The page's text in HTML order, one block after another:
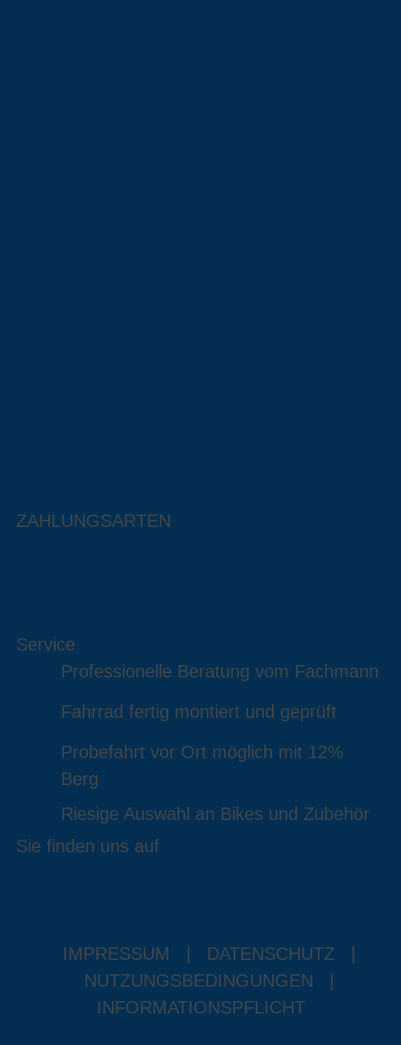
ZAHLUNGSARTEN
Service
Professionelle Beratung vom Fachmann
Fahrrad fertig montiert und geprüft
Probefahrt vor Ort möglich mit 12%
Berg
Riesige Auswahl an Bikes und Zubehör
Sie finden uns auf
IMPRESSUM DATENSCHUTZ
NUTZUNGSBEDINGUNGEN
INFORMATIONSPFLICHT